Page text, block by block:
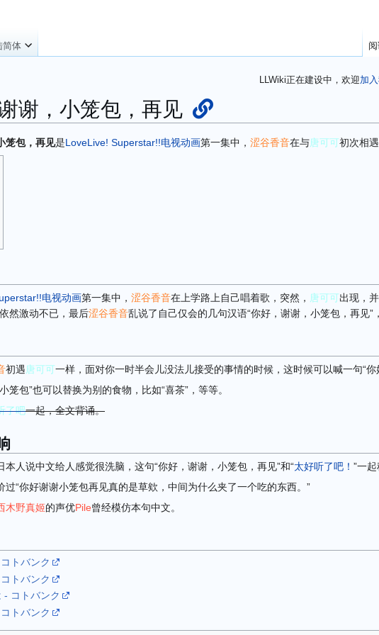
LLWiki正在建设中，欢迎加
谢，小笼包，再见
笼包，再见是LoveLive! Superstar!!电视动画第一集中， 涩谷香音在与唐可可初次相
电视动画第一集中， 涩谷香音在上学路上自己唱着歌，突然， 唐可可出现，
依然激动不已，最后涩谷香音乱说了自己仅会的几句汉语“你好，谢谢，小笼包，再见”
初遇唐可可一样，面对你一时半会儿没法儿接受的事情的时候，这时候可以喊一句“你
笼包”也可以替换为别的食物，比如“喜茶”，等等。
了吧一起，全文背诵。
本人说中文给人感觉很洗脑，这句“你好，谢谢，小笼包，再见”和“太好听了吧！ ”一
过“你好谢谢小笼包再见真的是草欸，中间为什么夹了一个吃的东西。”
木野真姬的声优Pile曾经模仿本句中文。
トバンク
トバンク
- コトバンク
トバンク
简体